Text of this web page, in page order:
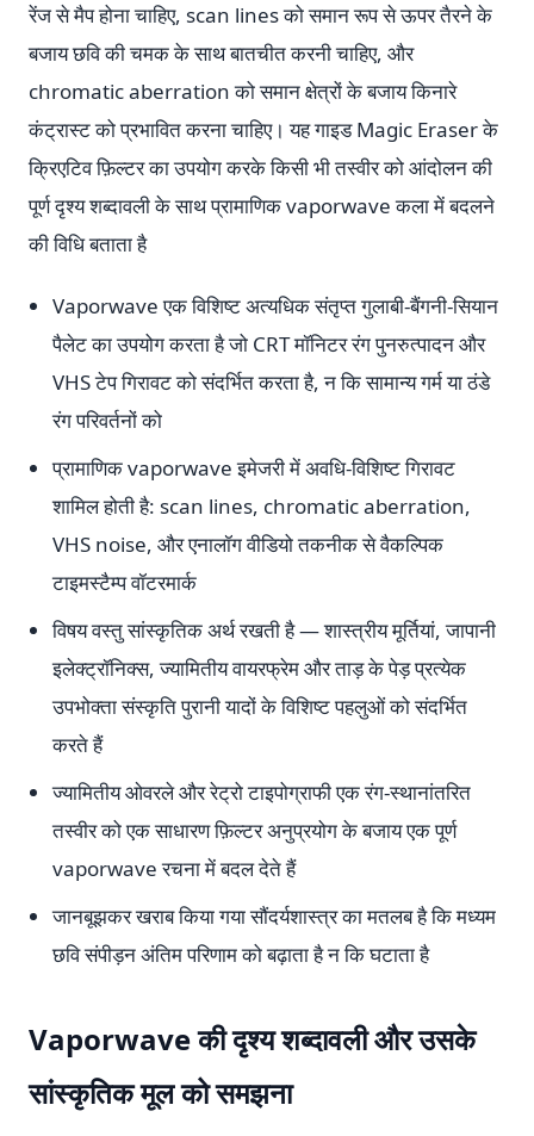
रेंज से मैप होना चाहिए, scan lines को समान रूप से ऊपर तैरने के
बजाय छवि की चमक के साथ बातचीत करनी चाहिए, और
chromatic aberration को समान क्षेत्रों के बजाय किनारे
कंट्रास्ट को प्रभावित करना चाहिए। यह गाइड Magic Eraser के
क्रिएटिव फ़िल्टर का उपयोग करके किसी भी तस्वीर को आंदोलन की
पूर्ण दृश्य शब्दावली के साथ प्रामाणिक vaporwave कला में बदलने
की विधि बताता है
Vaporwave एक विशिष्ट अत्यधिक संतृप्त गुलाबी-बैंगनी-सियान
पैलेट का उपयोग करता है जो CRT मॉनिटर रंग पुनरुत्पादन और
VHS टेप गिरावट को संदर्भित करता है, न कि सामान्य गर्म या ठंडे
रंग परिवर्तनों को
प्रामाणिक vaporwave इमेजरी में अवधि-विशिष्ट गिरावट
शामिल होती है: scan lines, chromatic aberration,
VHS noise, और एनालॉग वीडियो तकनीक से वैकल्पिक
टाइमस्टैम्प वॉटरमार्क
विषय वस्तु सांस्कृतिक अर्थ रखती है — शास्त्रीय मूर्तियां, जापानी
इलेक्ट्रॉनिक्स, ज्यामितीय वायरफ्रेम और ताड़ के पेड़ प्रत्येक
उपभोक्ता संस्कृति पुरानी यादों के विशिष्ट पहलुओं को संदर्भित
करते हैं
ज्यामितीय ओवरले और रेट्रो टाइपोग्राफी एक रंग-स्थानांतरित
तस्वीर को एक साधारण फ़िल्टर अनुप्रयोग के बजाय एक पूर्ण
vaporwave रचना में बदल देते हैं
जानबूझकर खराब किया गया सौंदर्यशास्त्र का मतलब है कि मध्यम
छवि संपीड़न अंतिम परिणाम को बढ़ाता है न कि घटाता है
Vaporwave की दृश्य शब्दावली और उसके
सांस्कृतिक मूल को समझना